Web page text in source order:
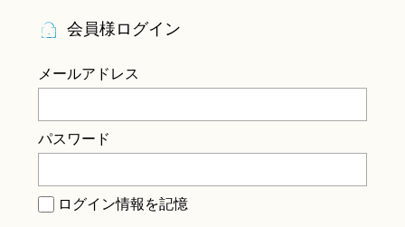
会員様ログイン
メールアドレス
パスワード
ログイン情報を記憶